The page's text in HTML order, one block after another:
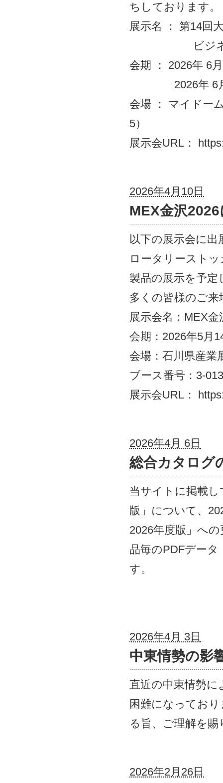
ちしております。
展示名 ： 第14回
ビジネスマ
会期 ： 2026年 6
2026年 6月
会場 ： マイドー
5）
展示会URL：
2026年4月10日
MEX金沢
以下の展示会に出
ロータリースト
製品の展示を予
多くの皆様のご
展示会名：MEX
会期：2026年5月
会場：石川県産業
ブース番号：3-
展示会URL：
2026年4月 6日
総合カタログ
当サイトに掲載
版」について、
2026年度版」へ
品毎のPDFデー
す。
2026年4月 3日
中東情勢の影
直近の中東情勢に
困難になってお
る旨、ご理解を
2026年2月26日